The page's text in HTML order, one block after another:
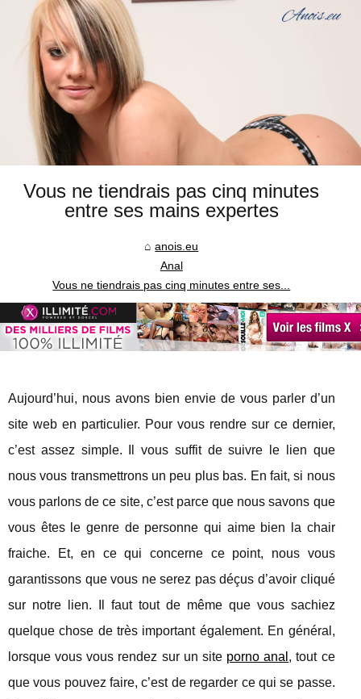
Vous ne tiendrais pas cinq minutes
entre ses mains expertes
anois.eu
Anal
Vous ne tiendrais pas cinq minutes entre ses...
Aujourd’hui, nous avons bien envie de vous parler d’un
site web en particulier. Pour vous rendre sur ce dernier,
c’est assez simple. Il vous suffit de suivre le lien que
nous vous transmettrons un peu plus bas. En fait, si nous
vous parlons de ce site, c’est parce que nous savons que
vous êtes le genre de personne qui aime bien la chair
fraiche. Et, en ce qui concerne ce point, nous vous
garantissons que vous ne serez pas déçus d’avoir cliqué
sur notre lien. Il faut tout de même que vous sachiez
quelque chose de très important également. En général,
lorsque vous vous rendez sur un site porno anal , tout ce
que vous pouvez faire, c’est de regarder ce qui se passe.